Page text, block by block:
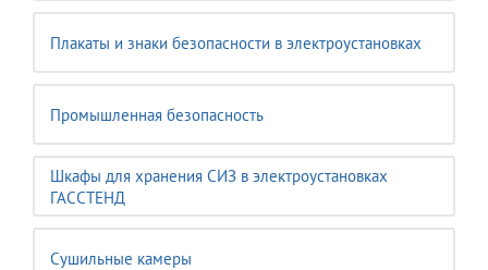
Плакаты и знаки безопасности в электроустановках
Промышленная безопасность
Шкафы для хранения СИЗ в электроустановках
ГАССТЕНД
Сушильные камеры